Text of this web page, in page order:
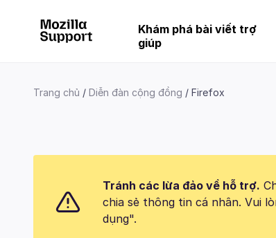
Khám phá bài viết trợ
giúp
Trang chủ Diễn đàn cộng đồng Firefox
Tránh các lừa đảo về hỗ trợ.
chia sẻ thông tin cá nhân. Vui
dụng".